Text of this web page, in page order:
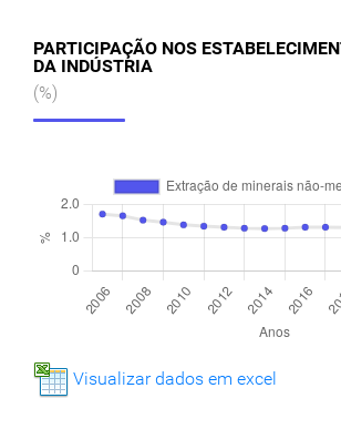
PARTICIPAÇÃO NOS
DA INDÚSTRIA
(%)
Visualizar dados em excel